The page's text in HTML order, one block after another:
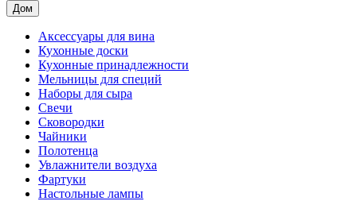
Дом
Аксессуары для вина
Кухонные доски
Кухонные принадлежности
Мельницы для специй
Наборы для сыра
Свечи
Сковородки
Чайники
Полотенца
Увлажнители воздуха
Фартуки
Настольные лампы